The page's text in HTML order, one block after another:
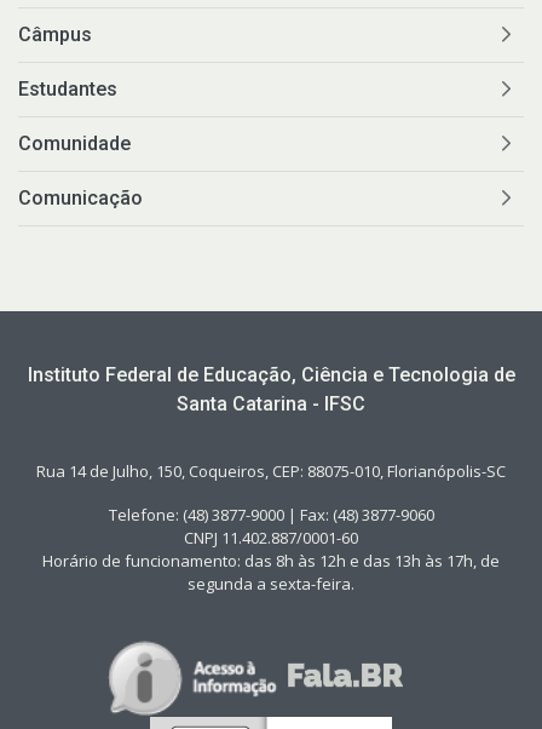
Câmpus
Estudantes
Comunidade
Comunicação
Instituto Federal de Educação, Ciência e Tecnologia de
Santa Catarina - IFSC
Rua 14 de Julho, 150, Coqueiros, CEP: 88075-010, Florianópolis-SC
Telefone: (48) 3877-9000 | Fax: (48) 3877-9060
CNPJ 11.402.887/0001-60
Horário de funcionamento: das 8h às 12h e das 13h às 17h, de
segunda a sexta-feira.